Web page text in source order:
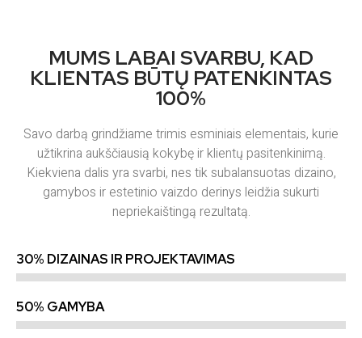
MUMS LABAI SVARBU, KAD
KLIENTAS BŪTŲ PATENKINTAS
100%
Savo darbą grindžiame trimis esminiais elementais, kurie
užtikrina aukščiausią kokybę ir klientų pasitenkinimą.
Kiekviena dalis yra svarbi, nes tik subalansuotas dizaino,
gamybos ir estetinio vaizdo derinys leidžia sukurti
nepriekaištingą rezultatą.
30% DIZAINAS IR PROJEKTAVIMAS
50% GAMYBA